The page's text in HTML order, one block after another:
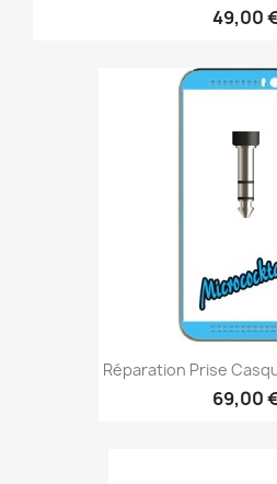
49,00
Réparation Prise
69,00